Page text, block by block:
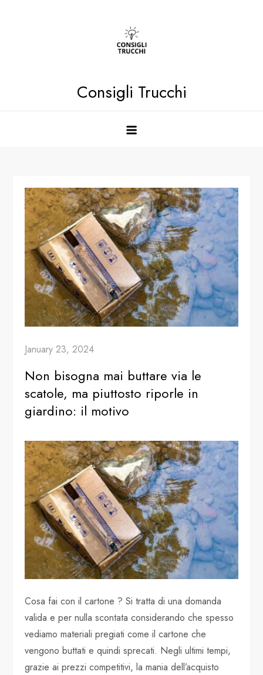
Consigli Trucchi
January 23, 2024
Non bisogna mai buttare via le
scatole, ma piuttosto riporle in
giardino: il motivo
Cosa fai con il cartone ? Si tratta di una domanda
valida e per nulla scontata considerando che spesso
vediamo materiali pregiati come il cartone che
vengono buttati e quindi sprecati. Negli ultimi tempi,
grazie ai prezzi competitivi, la mania dell’acquisto